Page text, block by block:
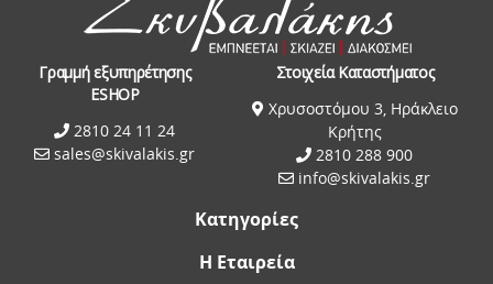
Γραμμή εξυπηρέτησης
ESHOP
2810 24 11 24
sales@skivalakis.gr
Στοιχεία Καταστήματος
Χρυσοστόμου 3, Ηράκλειο
Κρήτης
2810 288 900
info@skivalakis.gr
Κατηγορίες
Η Εταιρεία